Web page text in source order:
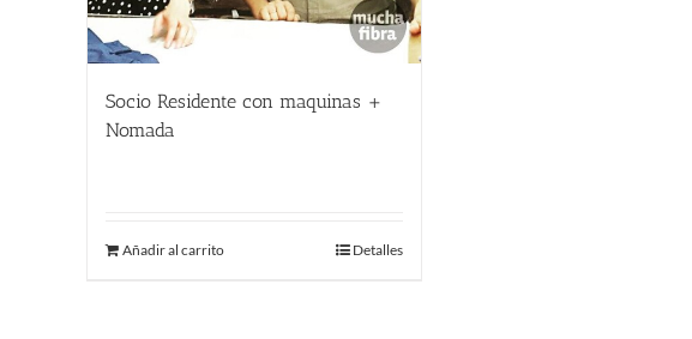
Socio Residente con maquinas +
Nomada
Añadir al carrito Detalles